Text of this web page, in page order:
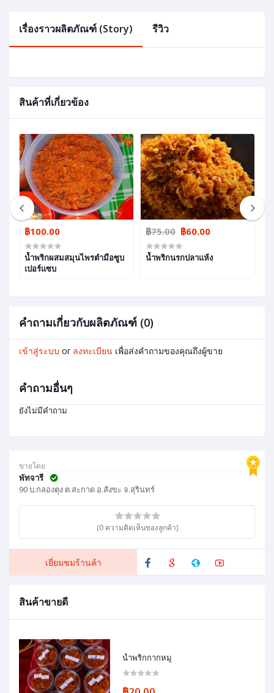
ขายโดย
พัทจารี
90 บ.กลองตุง ต.สะกาด อ.สังขะ จ.สุรินทร์
(0 ความคิดเห็นของลูกค้า)
เยี่ยมชมร้านค้า
สินค้าขายดี
น้ำพริกกากหมู
เรื่องราวผลิตภัณฑ์ (Story) รีวิว
สินค้าที่เกี่ยวข้อง
฿100.00
น้ำพริกผสมสมุนไพรตำมือซูบ
เปอร์แซบ
฿75.00 ฿60.00
น้ำพริกนรกปลาแห้ง
คำถามเกี่ยวกับผลิตภัณฑ์ (0)
เข้าสู่ระบบ or ลงทะเบียน เพื่อส่งคำถามของคุณถึงผู้ขาย
คำถามอื่นๆ
ยังไม่มีคำถาม